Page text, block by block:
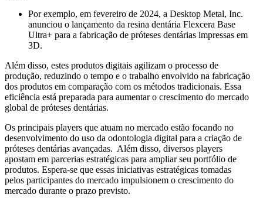
Por exemplo, em fevereiro de 2024, a Desktop Metal, Inc.
anunciou o lançamento da resina dentária Flexcera Base
Ultra+ para a fabricação de próteses dentárias impressas em
3D.
Além disso, estes produtos digitais agilizam o processo de
produção, reduzindo o tempo e o trabalho envolvido na fabricação
dos produtos em comparação com os métodos tradicionais. Essa
eficiência está preparada para aumentar o crescimento do mercado
global de próteses dentárias.
Os principais players que atuam no mercado estão focando no
desenvolvimento do uso da odontologia digital para a criação de
próteses dentárias avançadas. Além disso, diversos players
apostam em parcerias estratégicas para ampliar seu portfólio de
produtos. Espera-se que essas iniciativas estratégicas tomadas
pelos participantes do mercado impulsionem o crescimento do
mercado durante o prazo previsto.